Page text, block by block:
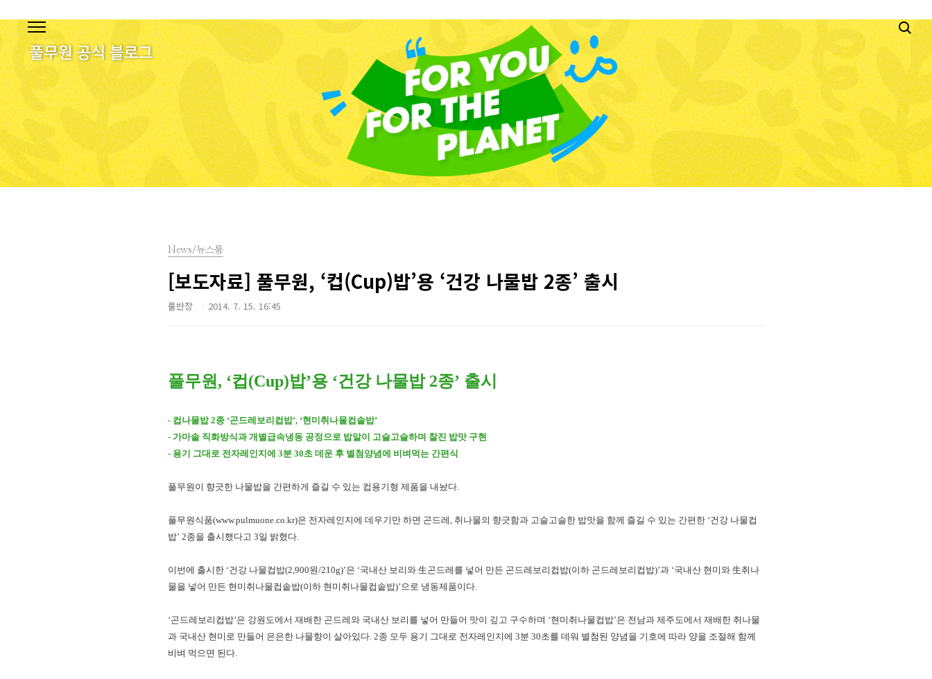
News/뉴스룸
[보도자료] 풀무원, ‘컵(Cup)밥’용 ‘건강 나물밥 2종’ 출시
풀반장 2014. 7. 15. 16:45
풀무원, ‘컵(Cup)밥’용 ‘건강 나물밥 2종’ 출시
- 컵나물밥 2종 ‘곤드레보리컵밥’, ‘현미취나물컵솥밥’
- 가마솥 직화방식과 개별급속냉동 공정으로 밥알이 고슬고슬하며 찰진 밥맛 구현
- 용기 그대로 전자레인지에 3분 30초 데운 후 별첨양념에 비벼먹는 간편식
풀무원이 향긋한 나물밥을 간편하게 즐길 수 있는 컵용기형 제품을 내놨다.
풀무원식품(www.pulmuone.co.kr)은 전자레인지에 데우기만 하면 곤드레, 취나물의 향긋함과 고슬고슬한 밥맛을 함께 즐길 수 있는 간편한 ‘건강 나물컵
밥’ 2종을 출시했다고 3일 밝혔다.
이번에 출시한 ‘건강 나물컵밥(2,900원/210g)’은 ‘국내산 보리와 生곤드레를 넣어 만든 곤드레보리컵밥(이하 곤드레보리컵밥)’과 ‘국내산 현미와 生취나
물을 넣어 만든 현미취나물컵솥밥(이하 현미취나물컵솥밥)’으로 냉동제품이다.
‘곤드레보리컵밥’은 강원도에서 재배한 곤드레와 국내산 보리를 넣어 만들어 맛이 깊고 구수하며 ‘현미취나물컵밥’은 전남과 제주도에서 재배한 취나물
과 국내산 현미로 만들어 은은한 나물향이 살아있다. 2종 모두 용기 그대로 전자레인지에 3분 30초를 데워 별첨된 양념을 기호에 따라 양을 조절해 함께
비벼 먹으면 된다.